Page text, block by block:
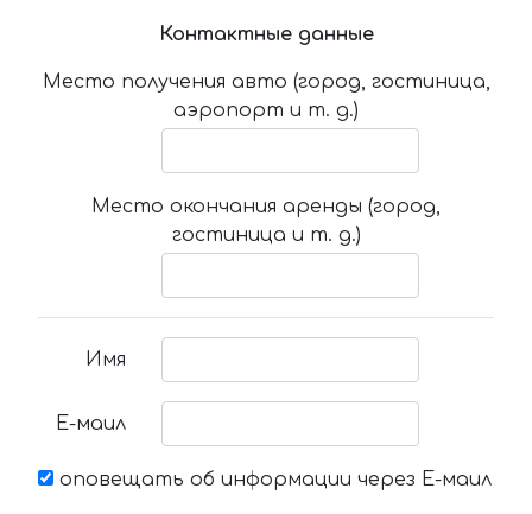
Контактные данные
Место получения авто (город, гостиница,
аэропорт и т. д.)
Место окончания аренды (город,
гостиница и т. д.)
Имя
Е-маил
оповещать об информации через Е-маил